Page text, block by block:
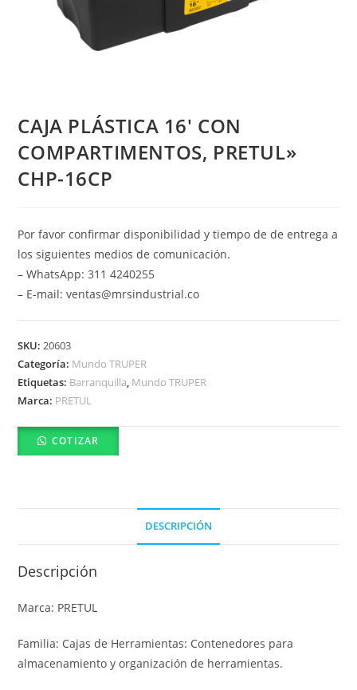
CAJA PLÁSTICA 16′ CON
COMPARTIMENTOS, PRETUL»
CHP-16CP
Por favor confirmar disponibilidad y tiempo de de entrega a
los siguientes medios de comunicación.
– WhatsApp: 311 4240255
– E-mail: ventas@mrsindustrial.co
SKU:20603
Categoría: Mundo TRUPER
Etiquetas: Barranquilla, Mundo TRUPER
Marca: PRETUL
COTIZAR
DESCRIPCIÓN
Descripción
Marca: PRETUL
Familia: Cajas de Herramientas: Contenedores para
almacenamiento y organización de herramientas.